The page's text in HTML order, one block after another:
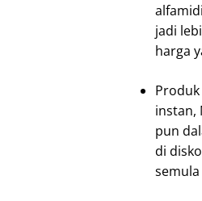
jadi
harga
instan,
pun
di